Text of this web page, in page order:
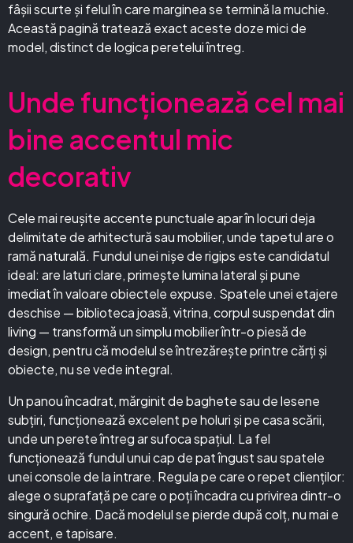
fâșii scurte și felul în care marginea se termină la muchie.
Această pagină tratează exact aceste doze mici de
model, distinct de logica peretelui întreg.
Unde funcționează cel mai
bine accentul mic
decorativ
Cele mai reușite accente punctuale apar în locuri deja
delimitate de arhitectură sau mobilier, unde tapetul are o
ramă naturală. Fundul unei nișe de rigips este candidatul
ideal: are laturi clare, primește lumina lateral și pune
imediat în valoare obiectele expuse. Spatele unei etajere
deschise — biblioteca joasă, vitrina, corpul suspendat din
living — transformă un simplu mobilier într-o piesă de
design, pentru că modelul se întrezărește printre cărți și
obiecte, nu se vede integral.
Un panou încadrat, mărginit de baghete sau de lesene
subțiri, funcționează excelent pe holuri și pe casa scării,
unde un perete întreg ar sufoca spațiul. La fel
funcționează fundul unui cap de pat îngust sau spatele
unei console de la intrare. Regula pe care o repet clienților:
alege o suprafață pe care o poți încadra cu privirea dintr-o
singură ochire. Dacă modelul se pierde după colț, nu mai e
accent, e tapisare.